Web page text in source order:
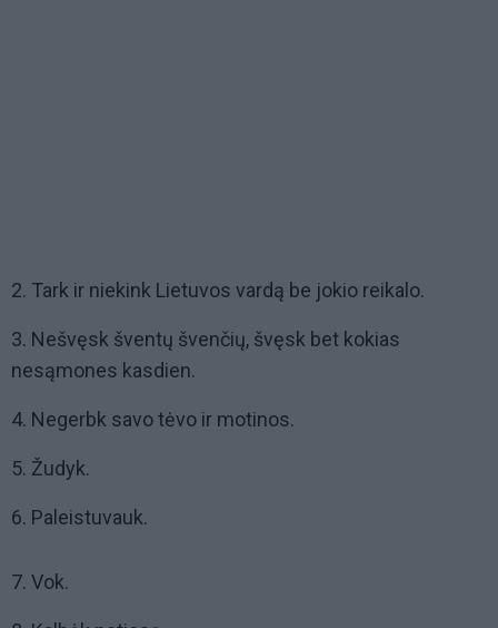
2. Tark ir niekink Lietuvos vardą be jokio reikalo.
3. Nešvęsk šventų švenčių, švęsk bet kokias
nesąmones kasdien.
4. Negerbk savo tėvo ir motinos.
5. Žudyk.
6. Paleistuvauk.
7. Vok.